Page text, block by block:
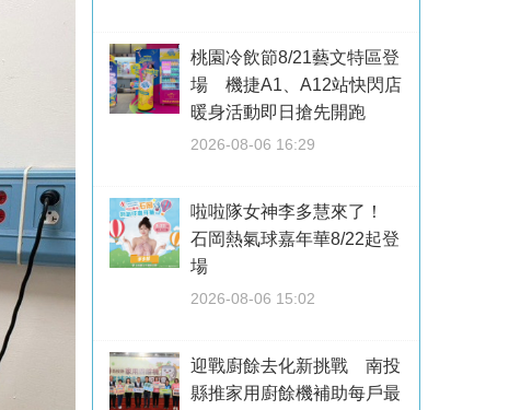
桃園冷飲節8/21藝文特區登
場 機捷A1、A12站快閃店
暖身活動即日搶先開跑
2026-08-06 16:29
啦啦隊女神李多慧來了！
石岡熱氣球嘉年華8/22起登
場
2026-08-06 15:02
迎戰廚餘去化新挑戰 南投
縣推家用廚餘機補助每戶最